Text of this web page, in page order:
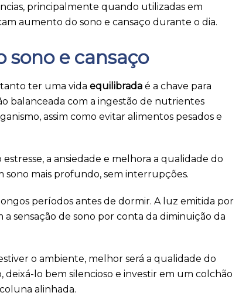
principalmente quando utilizadas em
aumento do sono e cansaço durante o dia.
sono e cansaço
ter uma vida equilibrada é a chave para
balanceada com a ingestão de nutrientes
assim como evitar alimentos pesados e
estresse, a ansiedade e melhora a qualidade do
sono mais profundo, sem interrupções.
períodos antes de dormir. A luz emitida por
sensação de sono por conta da diminuição da
o ambiente, melhor será a qualidade do
deixá-lo bem silencioso e investir em um colchão
alinhada.